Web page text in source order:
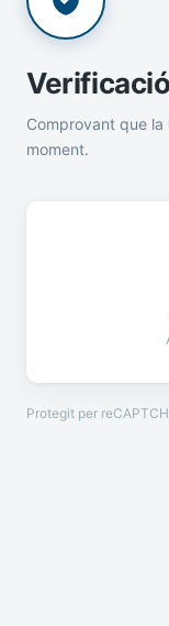
Comprovant que la
moment.
Protegit per